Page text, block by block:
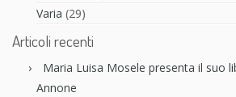
Varia (29)
Articoli recenti
Maria Luisa Mosele presenta il suo
Annone